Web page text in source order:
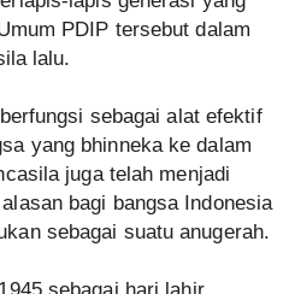
PDIP tersebut dalam
lalu.
sebagai alat efektif
yang bhinneka ke dalam
juga telah menjadi
bagi bangsa Indonesia
sebagai suatu anugerah.